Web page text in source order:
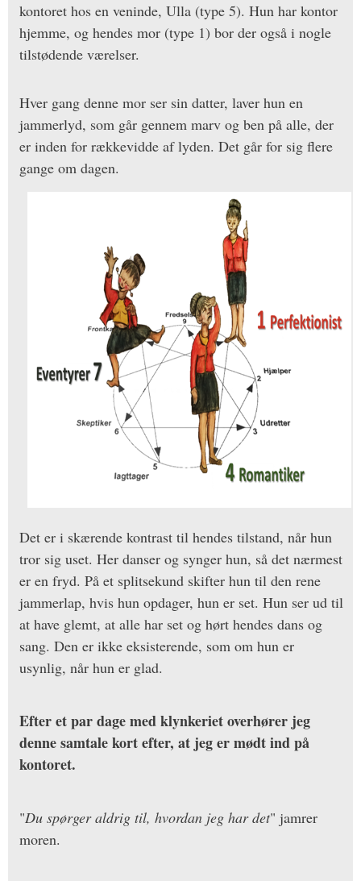
kontoret hos en veninde, Ulla (type 5). Hun har kontor
hjemme, og hendes mor (type 1) bor der også i nogle
tilstødende værelser.
Hver gang denne mor ser sin datter, laver hun en
jammerlyd, som går gennem marv og ben på alle, der
er inden for rækkevidde af lyden. Det går for sig flere
gange om dagen.
Det er i skærende kontrast til hendes tilstand, når hun
tror sig uset. Her danser og synger hun, så det nærmest
er en fryd. På et splitsekund skifter hun til den rene
jammerlap, hvis hun opdager, hun er set. Hun ser ud til
at have glemt, at alle har set og hørt hendes dans og
sang. Den er ikke eksisterende, som om hun er
usynlig, når hun er glad.
Efter et par dage med klynkeriet overhører jeg
denne samtale kort efter, at jeg er mødt ind på
kontoret.
"Du spørger aldrig til, hvordan jeg har det" jamrer
moren.